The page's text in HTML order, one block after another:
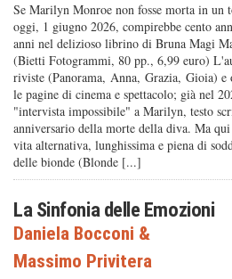
Se Marilyn Monroe non fosse morta in un
oggi, 1 giugno 2026, compirebbe cento
anni nel delizioso librino di Bruna Magi
(Bietti Fotogrammi, 80 pp., 6,99 euro)
riviste (Panorama, Anna, Grazia, Gioia)
le pagine di cinema e spettacolo; già nel
"intervista impossibile" a Marilyn, testo
anniversario della morte della diva. Ma
vita alternativa, lunghissima e piena di
delle bionde (Blonde [...]
La Sinfonia delle Emozioni
Daniela Bocconi &
Massimo Privitera